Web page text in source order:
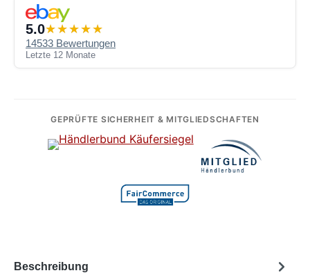
5.0
14533 Bewertungen
Letzte 12 Monate
GEPRÜFTE SICHERHEIT & MITGLIEDSCHAFTEN
Beschreibung